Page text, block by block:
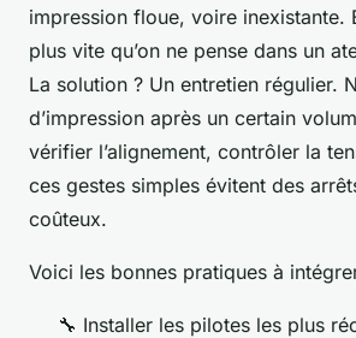
impression floue, voire inexistante.
plus vite qu’on ne pense dans un
La solution ? Un entretien régulier.
d’impression après un certain
vérifier l’alignement, contrôler la
ces gestes simples évitent des
coûteux.
Voici les bonnes pratiques à
🔧 Installer les pilotes les plus